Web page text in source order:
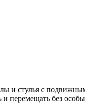
и стулья с
перемещать без